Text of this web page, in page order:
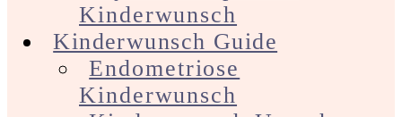
Kinderwunsch
Kinderwunsch Guide
Endometriose
Kinderwunsch